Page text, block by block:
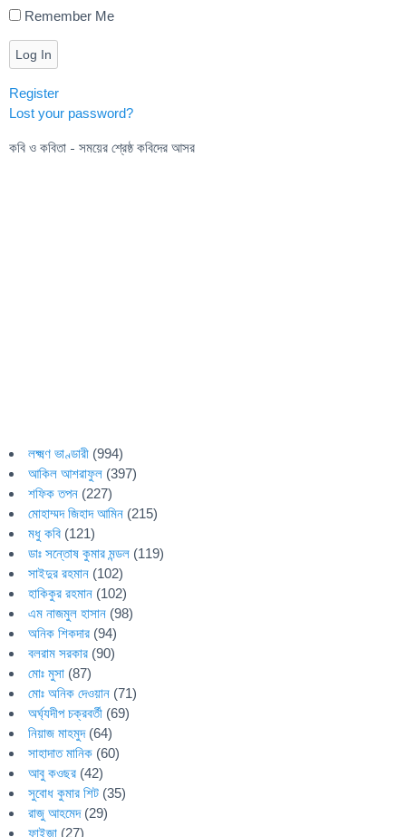
Remember Me
Log In
Register
Lost your password?
কবি ও কবিতা - সময়ের শ্রেষ্ঠ কবিদের আসর
লক্ষ্মণ ভাণ্ডারী (994)
আকিল আশরাফুল (397)
শফিক তপন (227)
মোহাম্মদ জিহাদ আমিন (215)
মধু কবি (121)
ডাঃ সন্তোষ কুমার মন্ডল (119)
সাইদুর রহমান (102)
হাকিকুর রহমান (102)
এম নাজমুল হাসান (98)
অনিক শিকদার (94)
বলরাম সরকার (90)
মোঃ মুসা (87)
মোঃ অনিক দেওয়ান (71)
অর্ঘ্যদীপ চক্রবর্তী (69)
নিয়াজ মাহমুদ(64)
সাহাদাত মানিক (60)
আবু কওছর (42)
সুবোধ কুমার শিট (35)
রাজু আহমেদ(29)
ফাইজা (27)